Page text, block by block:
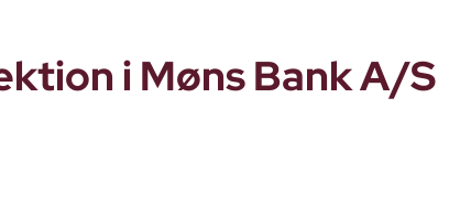
i Møns Bank A/S